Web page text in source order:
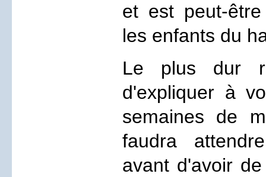
et est peut-
les enfants du
Le plus dur
d'expliquer à
semaines de
faudra
avant d'avoir